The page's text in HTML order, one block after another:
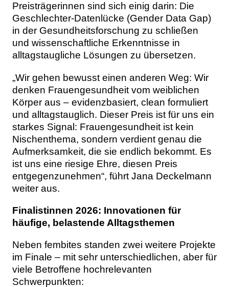
Preisträgerinnen sind sich einig darin: Die
Geschlechter-Datenlücke (Gender Data Gap)
in der Gesundheitsforschung zu schließen
und wissenschaftliche Erkenntnisse in
alltagstaugliche Lösungen zu übersetzen.
„Wir gehen bewusst einen anderen Weg: Wir
denken Frauengesundheit vom weiblichen
Körper aus – evidenzbasiert, clean formuliert
und alltagstauglich. Dieser Preis ist für uns ein
starkes Signal: Frauengesundheit ist kein
Nischenthema, sondern verdient genau die
Aufmerksamkeit, die sie endlich bekommt. Es
ist uns eine riesige Ehre, diesen Preis
entgegenzunehmen“, führt Jana Deckelmann
weiter aus.
Finalistinnen 2026: Innovationen für
häufige, belastende Alltagsthemen
Neben fembites standen zwei weitere Projekte
im Finale – mit sehr unterschiedlichen, aber für
viele Betroffene hochrelevanten
Schwerpunkten: